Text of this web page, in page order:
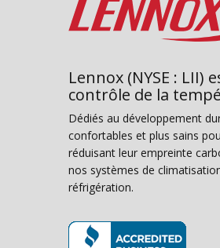
Lennox (NYSE : LII)
contrôle de la
Dédiés au développement
confortables et plus sains
réduisant leur empreinte
nos systèmes de
réfrigération.